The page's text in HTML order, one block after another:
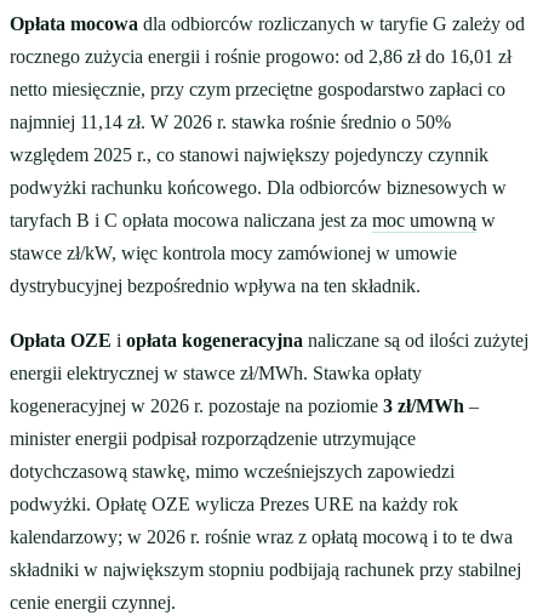
Opłata mocowa dla odbiorców rozliczanych w taryfie G zależy od
rocznego zużycia energii i rośnie progowo: od 2,86 zł do 16,01 zł
netto miesięcznie, przy czym przeciętne gospodarstwo zapłaci co
najmniej 11,14 zł. W 2026 r. stawka rośnie średnio o 50%
względem 2025 r., co stanowi największy pojedynczy czynnik
podwyżki rachunku końcowego. Dla odbiorców biznesowych w
taryfach B i C opłata mocowa naliczana jest za moc umowną w
stawce zł/kW, więc kontrola mocy zamówionej w umowie
dystrybucyjnej bezpośrednio wpływa na ten składnik.
Opłata OZE i opłata kogeneracyjna naliczane są od ilości zużytej
energii elektrycznej w stawce zł/MWh. Stawka opłaty
kogeneracyjnej w 2026 r. pozostaje na poziomie 3 zł/MWh –
minister energii podpisał rozporządzenie utrzymujące
dotychczasową stawkę, mimo wcześniejszych zapowiedzi
podwyżki. Opłatę OZE wylicza Prezes URE na każdy rok
kalendarzowy; w 2026 r. rośnie wraz z opłatą mocową i to te dwa
składniki w największym stopniu podbijają rachunek przy stabilnej
cenie energii czynnej.